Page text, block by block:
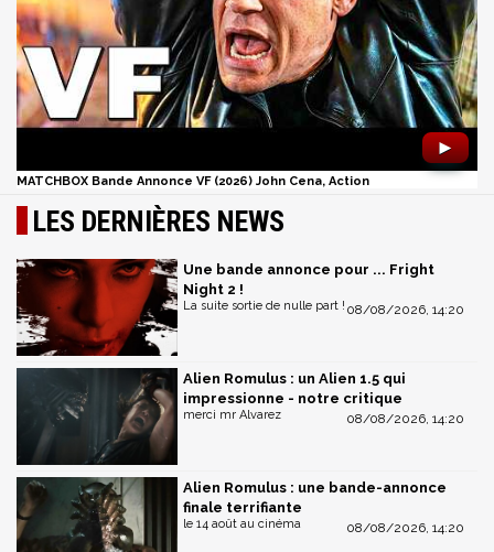
►
MATCHBOX Bande Annonce VF (2026) John Cena, Action
LES DERNIÈRES NEWS
Une bande annonce pour ... Fright
Night 2 !
08/08/2026, 14:20
La suite sortie de nulle part !
Alien Romulus : un Alien 1.5 qui
impressionne - notre critique
08/08/2026, 14:20
merci mr Alvarez
Alien Romulus : une bande-annonce
finale terrifiante
08/08/2026, 14:20
le 14 août au cinéma